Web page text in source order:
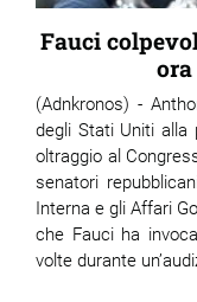
Fauci
(Adnkronos) -
degli Stati Uniti alla
oltraggio al
senatori
Interna e gli Affari
che Fauci ha
volte durante